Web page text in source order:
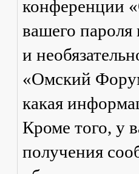
конференции
вашего
и
«Омский
какая
Кроме того, у
получения